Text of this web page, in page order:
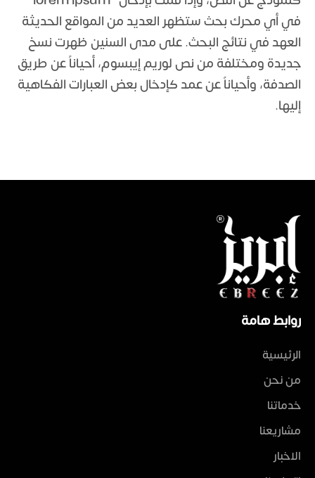
في أي محرك بحث ستظهر العديد من المواقع الحديثة
العهد في نتائج البحث. على مدى السنين ظهرت نسخ
جديدة ومختلفة من نص لوريم إيبسوم، أحياناً عن طريق
الصدفة، وأحياناً عن عمد كإدخال بعض العبارات الفكاهية
إليها.
روابط هامة
الرئيسية
من نحن
خدماتنا
مشاريعنا
الاخبار